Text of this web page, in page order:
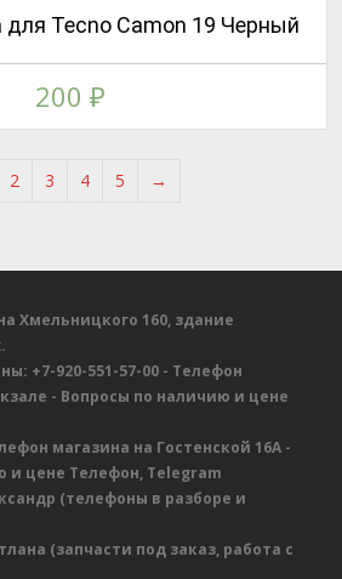
Tecno Camon 19 Черный
200 ₽
2 3 4 5 →
Хмельницкого 160, здание
+7-920-551-57-00 - Телефон
- Вопросы по наличию и цене
магазина на Гостенской 16А -
и цене Телефон, Telegram
(телефоны в разборе и
(запчасти под заказ, работа с